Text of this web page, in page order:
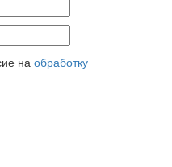
на обработку